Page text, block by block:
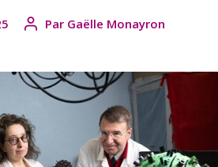
Par Gaëlle Monayron